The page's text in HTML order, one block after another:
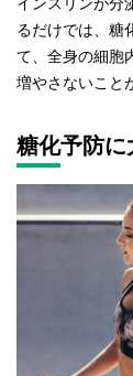
るだけでは、糖
て、全身の細胞
増やさないこと
糖化予防